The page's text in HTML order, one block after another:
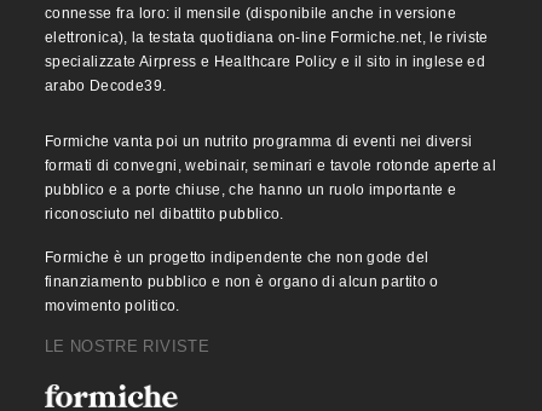
connesse fra loro: il mensile (disponibile anche in versione
elettronica), la testata quotidiana on-line Formiche.net, le riviste
specializzate Airpress e Healthcare Policy e il sito in inglese ed
arabo Decode39.
Formiche vanta poi un nutrito programma di eventi nei diversi
formati di convegni, webinair, seminari e tavole rotonde aperte al
pubblico e a porte chiuse, che hanno un ruolo importante e
riconosciuto nel dibattito pubblico.
Formiche è un progetto indipendente che non gode del
finanziamento pubblico e non è organo di alcun partito o
movimento politico.
LE NOSTRE RIVISTE